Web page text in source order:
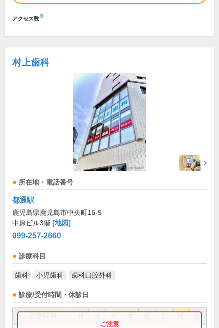
アクセス数※
村上歯科
所在地・電話番号
都通駅
鹿児島県鹿児島市中央町16-9
中原ビル3階 [地図]
099-257-2660
診療科目
歯科 小児歯科 歯科口腔外科
診療/受付時間・休診日
祝